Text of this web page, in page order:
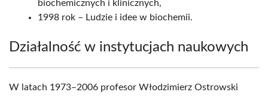
biochemicznych i klinicznych,
1998 rok – Ludzie i idee w biochemii.
Działalność w instytucjach naukowych
W latach 1973–2006 profesor Włodzimierz Ostrowski